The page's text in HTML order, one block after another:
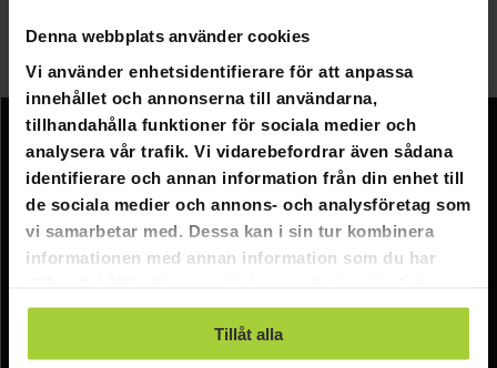
Denna webbplats använder cookies
Vi använder enhetsidentifierare för att anpassa
innehållet och annonserna till användarna,
tillhandahålla funktioner för sociala medier och
analysera vår trafik. Vi vidarebefordrar även sådana
identifierare och annan information från din enhet till
de sociala medier och annons- och analysföretag som
vi samarbetar med. Dessa kan i sin tur kombinera
informationen med annan information som du har
använt deras tjänster.
Tillåt alla
Sickmaskiner
Information
Företagsinformation
Om oss